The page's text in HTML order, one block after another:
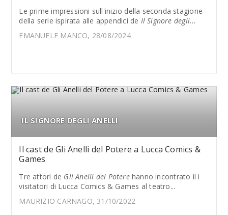
Le prime impressioni sull'inizio della seconda stagione
della serie ispirata alle appendici de Il Signore degli...
EMANUELE MANCO, 28/08/2024
IL SIGNORE DEGLI ANELLI
Il cast de Gli Anelli del Potere a Lucca Comics &
Games
Tre attori de Gli Anelli del Poterehanno incontrato il i
visitatori di Lucca Comics & Games al teatro...
MAURIZIO CARNAGO, 31/10/2022